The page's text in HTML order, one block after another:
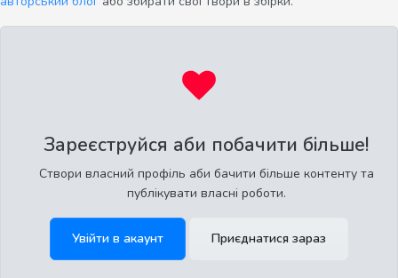
Зареєструйся аби побачити більше!
Створи власний профіль аби бачити більше контенту та
публікувати власні роботи.
Увійти в акаунт Приєднатися зараз